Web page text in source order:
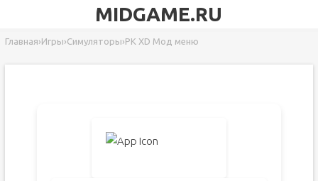
MIDGAME.RU
Главная›Игры›Симуляторы›PK XD Мод меню